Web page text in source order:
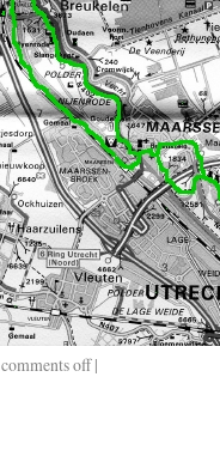
comments offon
|